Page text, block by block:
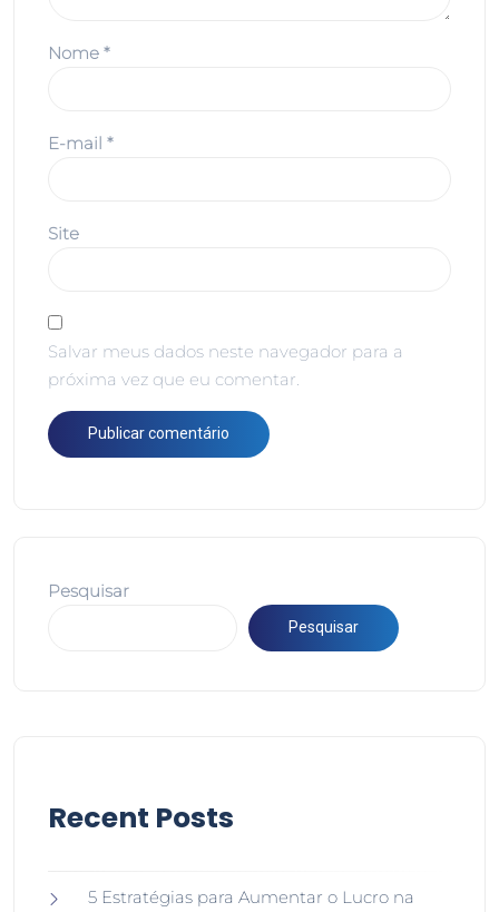
Nome *
E-mail *
Site
Salvar meus dados neste navegador para a
próxima vez que eu comentar.
Pesquisar
Pesquisar
Recent Posts
5 Estratégias para Aumentar o Lucro na